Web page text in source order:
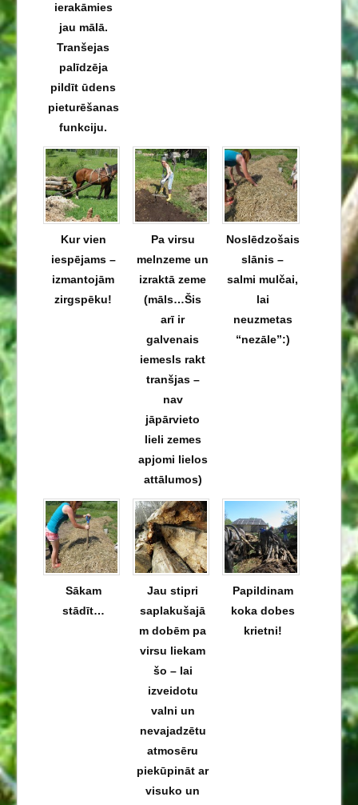
ierakāmies
jau mālā.
Tranšejas
palīdzēja
pildīt ūdens
pieturēšanas
funkciju.
Kur vien
iespējams –
izmantojām
zirgspēku!
Pa virsu
melnzeme un
izraktā zeme
(māls…Šis
arī ir
galvenais
iemesls rakt
tranšjas –
nav
jāpārvieto
lieli zemes
apjomi lielos
attālumos)
Noslēdzošais
slānis –
salmi mulčai,
lai
neuzmetas
“nezāle”:)
Sākam
stādīt…
Jau stipri
saplakušajā
m dobēm pa
virsu liekam
šo – lai
izveidotu
valni un
nevajadzētu
atmosēru
piekūpināt ar
visuko un
Papildinam
koka dobes
krietni!